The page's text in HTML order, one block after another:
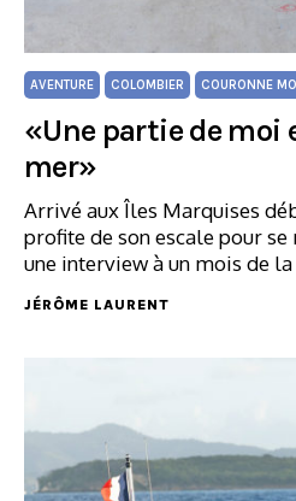
AVENTURE COLOMBIER COURONNE
«Une partie de moi
mer»
Arrivé aux Îles Marquises
profite de son escale pour
une interview à un mois de
JÉRÔME LAURENT